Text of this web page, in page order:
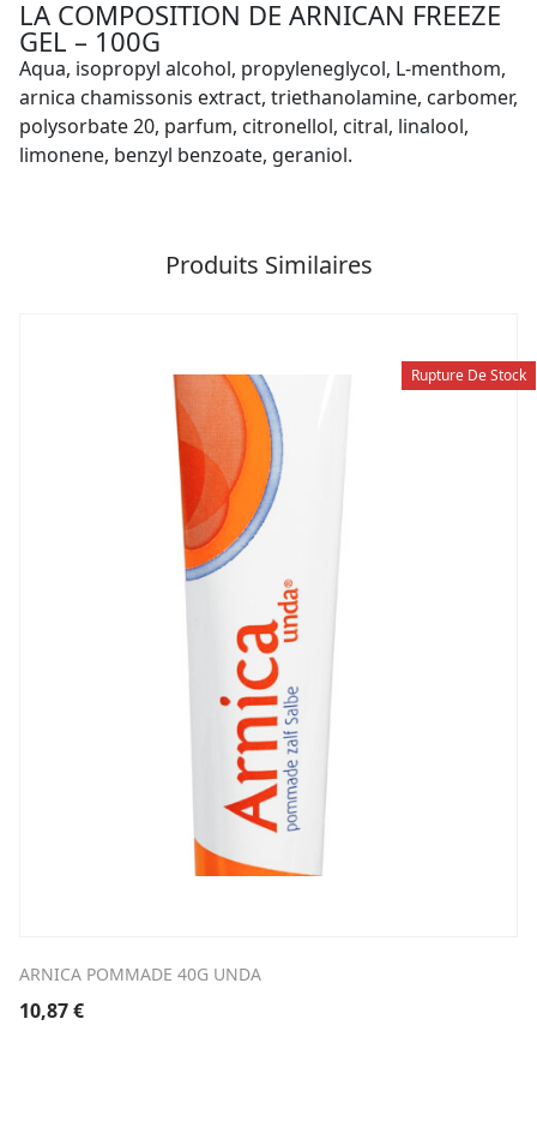
LA COMPOSITION DE ARNICAN FREEZE
GEL – 100G
Aqua, isopropyl alcohol, propyleneglycol, L-menthom,
arnica chamissonis extract, triethanolamine, carbomer,
polysorbate 20, parfum, citronellol, citral, linalool,
limonene, benzyl benzoate, geraniol.
Produits Similaires
Rupture De Stock
ARNICA POMMADE 40G UNDA
10,87€